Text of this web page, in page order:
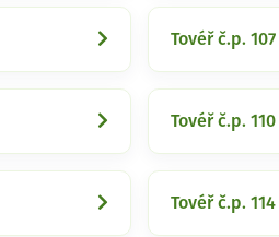
Tovéř č.p. 107
Tovéř č.p. 110
Tovéř č.p. 114